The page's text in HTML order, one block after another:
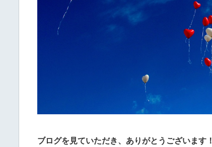
ブログを見ていただき、ありがとうございます！